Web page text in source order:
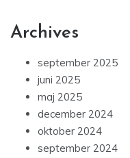
Archives
september 2025
juni 2025
maj 2025
december 2024
oktober 2024
september 2024